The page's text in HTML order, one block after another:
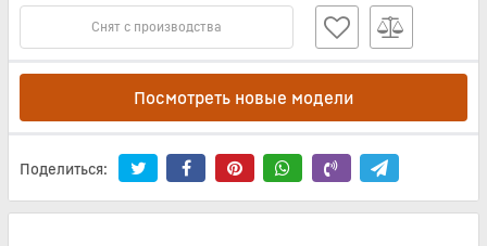
Снят с производства
Посмотреть новые модели
Поделиться: